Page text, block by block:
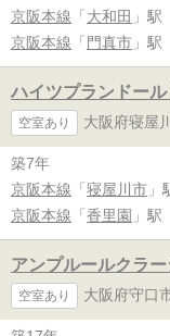
京阪本線 「 大和田 」駅
京阪本線 「 門真市 」駅
ハイツプランドール
空室あり 大阪府寝屋
築7年
京阪本線 「 寝屋川市 」
京阪本線 「 香里園 」駅
アンプルールクラ
空室あり 大阪府守口